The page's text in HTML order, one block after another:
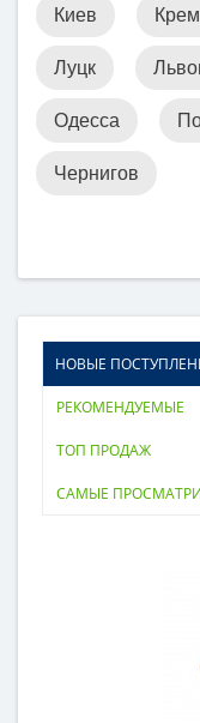
Киев
Луцк
Одесса
Чернигов
НОВЫЕ
РЕКОМЕНДУЕМЫЕ
ТОП ПРОДАЖ
САМЫЕ